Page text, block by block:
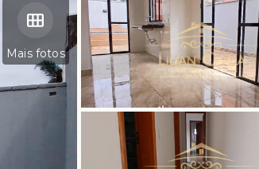
Mais fotos